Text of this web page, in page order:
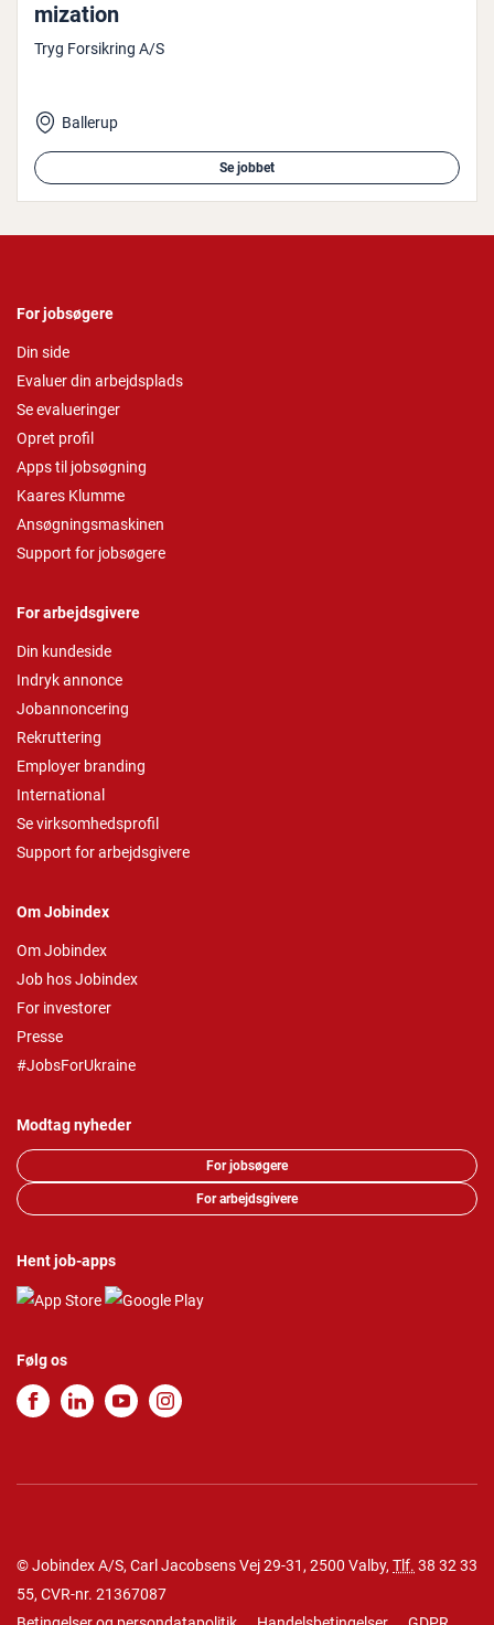
miza­tion
Tryg Forsikring A/S
Ballerup
Se jobbet
For jobsøgere
Din side
Evaluer din arbejdsplads
Se evalueringer
Opret profil
Apps til jobsøgning
Kaares Klumme
Ansøgningsmaskinen
Support for jobsøgere
For arbejdsgivere
Din kundeside
Indryk annonce
Jobannoncering
Rekruttering
Employer branding
International
Se virksomhedsprofil
Support for arbejdsgivere
Om Jobindex
Om Jobindex
Job hos Jobindex
For investorer
Presse
#JobsForUkraine
Modtag nyheder
For jobsøgere
For arbejdsgivere
Hent job-apps
Følg os
© Jobindex A/S, Carl Jacobsens Vej 29-31, 2500 Valby, Tlf. 38 32 33
55, CVR-nr. 21367087